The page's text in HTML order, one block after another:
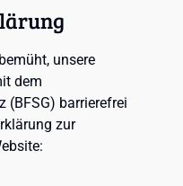
unsere
dem
(BFSG) barrierefrei
zur